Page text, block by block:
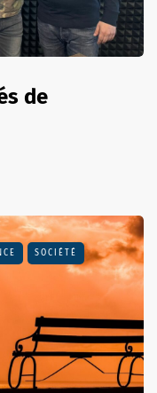
de
SOCIÉTÉ